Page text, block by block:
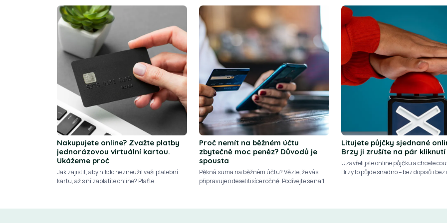
Nakupujete online? Zvažte platby
jednorázovou virtuální kartou.
Ukážeme proč
Jak zajistit, aby nikdo nezneužil vaši platební
kartu, až s ní zaplatíte online? Plaťte
Proč nemít na běžném účtu
zbytečně moc peněz? Důvodů je
spousta
Pěkná suma na běžném účtu? Vězte, že vás
připravuje o desetitisíce ročně. Podívejte se na 10
Litujete půjčky sjednané
Brzy ji zrušíte na pár kliknutí
Uzavřeli jste online půjčku a chcete
Brzy to půjde snadno – bez dopisů i